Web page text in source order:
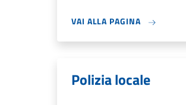
VAI ALLA PAGINA
Polizia locale